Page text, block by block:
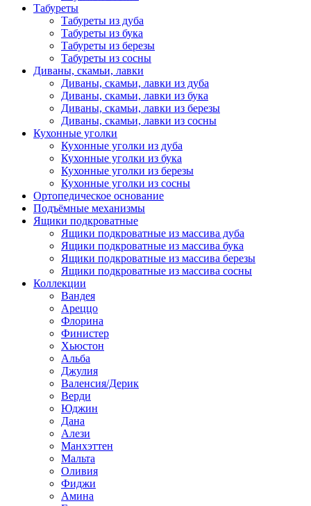
Табуреты
Табуреты из дуба
Табуреты из бука
Табуреты из березы
Табуреты из сосны
Диваны, скамьи, лавки
Диваны, скамьи, лавки из дуба
Диваны, скамьи, лавки из бука
Диваны, скамьи, лавки из березы
Диваны, скамьи, лавки из сосны
Кухонные уголки
Кухонные уголки из дуба
Кухонные уголки из бука
Кухонные уголки из березы
Кухонные уголки из сосны
Ортопедическое основание
Подъёмные механизмы
Ящики подкроватные
Ящики подкроватные из массива дуба
Ящики подкроватные из массива бука
Ящики подкроватные из массива березы
Ящики подкроватные из массива сосны
Коллекции
Вандея
Ареццо
Флорина
Финистер
Хьюстон
Альба
Джулия
Валенсия/Дерик
Верди
Юджин
Дана
Алези
Манхэттен
Мальта
Оливия
Фиджи
Амина